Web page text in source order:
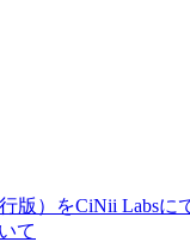
版）をCiNii Labsに
て